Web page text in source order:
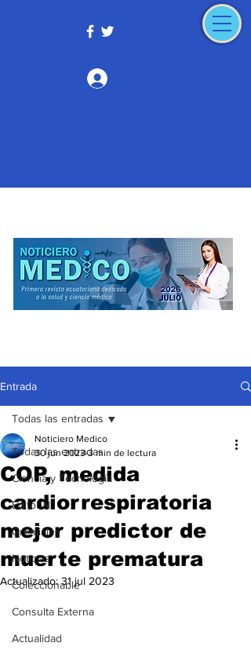
Entrada
Todas las entradas
Ciencia y Tecnología
Editorial
Gremiales
Noticias
Coleccionable
Consulta Externa
Actualidad
Todas las entradas
COP, medida
cardiorrespiratoria
mejor predictor de
muerte prematura
Noticiero Medico
30 jun 2023 3 min de lectura
Actualizado:31 jul 2023